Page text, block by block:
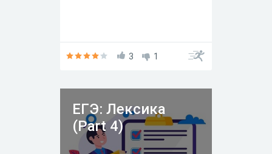
3 1
ЕГЭ: Лексика
(Part 4)